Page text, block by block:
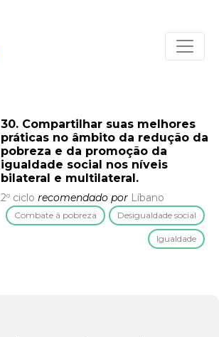
30. Compartilhar suas melhores
práticas no âmbito da redução da
pobreza e da promoção da
igualdade social nos níveis
bilateral e multilateral.
2º ciclo recomendado por Líbano
Combate à pobreza Desigualdade social
Igualdade